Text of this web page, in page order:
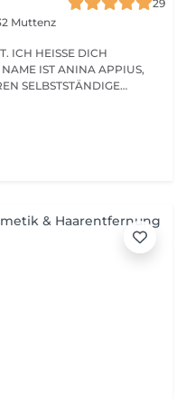
29
Muttenz
SELBSTSTÄNDIGE